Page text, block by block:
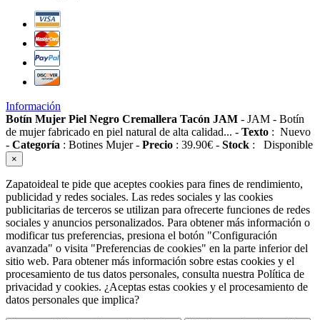
Información
Botín Mujer Piel Negro Cremallera Tacón JAM - JAM - Botín
de mujer fabricado en piel natural de alta calidad... - Texto : Nuevo
- Categoría : Botines Mujer- Precio : 39.90€ - Stock : Disponible
×
Zapatoideal te pide que aceptes cookies para fines de rendimiento,
publicidad y redes sociales. Las redes sociales y las cookies
publicitarias de terceros se utilizan para ofrecerte funciones de redes
sociales y anuncios personalizados. Para obtener más información o
modificar tus preferencias, presiona el botón "Configuración
avanzada" o visita "Preferencias de cookies" en la parte inferior del
sitio web. Para obtener más información sobre estas cookies y el
procesamiento de tus datos personales, consulta nuestra Política de
privacidad y cookies. ¿Aceptas estas cookies y el procesamiento de
datos personales que implica?